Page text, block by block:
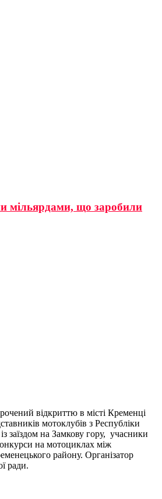
мільярдами, що заробили
відкриттю в місті Кременці
мотоклубів з Республіки
заїздом на Замкову гору, учасники
на мотоциклах між
району. Організатор
ради.